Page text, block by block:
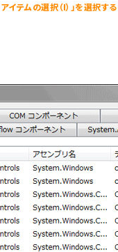
テムの選択（I）」を選択する